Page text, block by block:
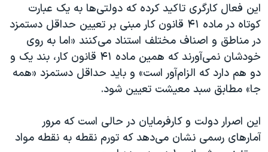
این فعال کارگری تاکید کرده که دولتی‌ها به یک عبارت
کوتاه در ماده ۴۱ قانون کار مبنی بر تعیین حداقل دستمزد
در مناطق و اصناف مختلف استناد می‌کنند «اما به روی
خودشان نمی‌آورند که همین ماده ۴۱ قانون کار، بند یک و
دو هم دارد که الزام‌آور است» و باید حداقل دستمزد «همه
جا» مطابق سبد معیشت تعیین شود.
این اصرار دولت و کارفرمایان در حالی است که مرور
آمارهای رسمی نشان می‌دهد که تورم نقطه به نقطه مواد